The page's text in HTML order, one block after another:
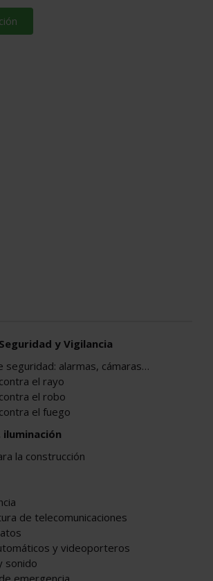
y Vigilancia
seguridad: alarmas, cámaras…
el rayo
el robo
el fuego
la construcción
de telecomunicaciones
y videoporteros
sonido
emergencia